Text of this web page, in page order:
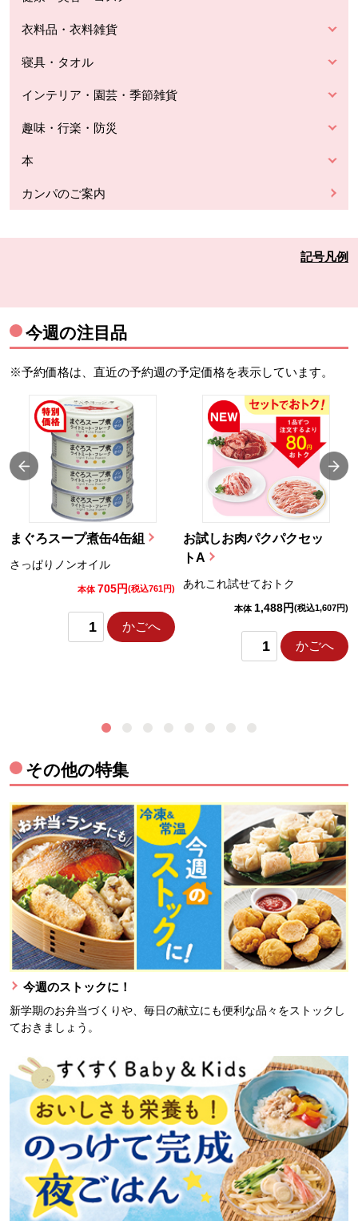
衣料品・衣料雑貨
寝具・タオル
インテリア・園芸・季節雑貨
趣味・行楽・防災
本
カンパのご案内
記号凡例
今週の注目品
※予約価格は、直近の予約週の予定価格を表示しています。
まぐろスープ煮缶4缶組
さっぱりノンオイル
本体 705円(税込761円)
かごへ
お試しお肉パクパクセッ
トA
あれこれ試せておトク
本体 1,488円(税込1,607円)
かごへ
その他の特集
今週のストックに！
新学期のお弁当づくりや、毎日の献立にも便利な品々をストックし
ておきましょう。